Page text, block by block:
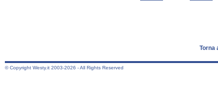
Torna
© Copyright Westy.it 2003-2026 - All Rights Reserved